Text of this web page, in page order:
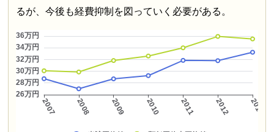
るが、今後も経費抑制を図っていく必要がある。